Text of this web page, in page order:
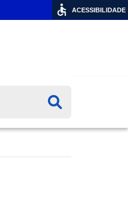
ACESSIBILIDADE